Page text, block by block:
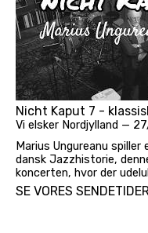
Nicht Kaput 7 -
Vi elsker Nordjylland —
Marius Ungureanu
dansk Jazzhistorie,
koncerten, hvor der
SE VORES